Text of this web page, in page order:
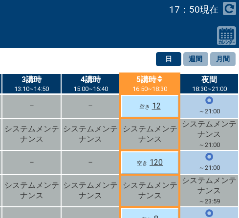
17：50現在
月間
週間
日
3講時
13:10~14:50
4講時
15:00~16:40
5講時
16:50~18:30
夜間
18:30~21:00
－ － 空き 12
～21:00
システムメンテ
ナンス
システムメンテ
ナンス
システムメンテ
ナンス
システムメンテ
ナンス
～21:00
－ － 空き 120
～21:00
システムメンテ
ナンス
システムメンテ
ナンス
システムメンテ
ナンス
システムメンテ
ナンス
～23:59
3講時
13:10~14:50
4講時
15:00~16:40
5講時
16:50~18:30
夜間
18:30~21:00